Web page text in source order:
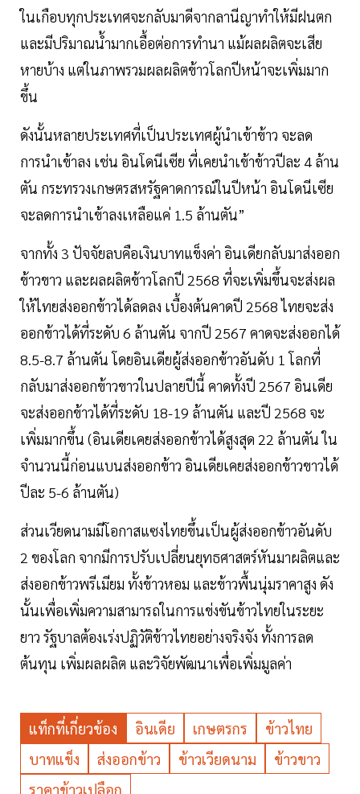
ในเกือบทุกประเทศจะกลับมาดีจากลานีญาทำให้มีฝนตก
และมีปริมาณนํ้ามากเอื้อต่อการทำนา แม้ผลผลิตจะเสีย
หายบ้าง แต่ในภาพรวมผลผลิตข้าวโลกปีหน้าจะเพิ่มมาก
ขึ้น
ดังนั้นหลายประเทศที่เป็นประเทศผู้นำเข้าข้าว จะลด
การนำเข้าลง เช่น อินโดนีเซีย ที่เคยนำเข้าข้าวปีละ 4 ล้าน
ตัน กระทรวงเกษตรสหรัฐคาดการณ์ในปีหน้า อินโดนีเซีย
จะลดการนำเข้าลงเหลือแค่ 1.5 ล้านตัน”
จากทั้ง 3 ปัจจัยลบคือเงินบาทแข็งค่า อินเดียกลับมาส่งออก
ข้าวขาว และผลผลิตข้าวโลกปี 2568 ที่จะเพิ่มขึ้นจะส่งผล
ให้ไทยส่งออกข้าวได้ลดลง เบื้องต้นคาดปี 2568 ไทยจะส่ง
ออกข้าวได้ที่ระดับ 6 ล้านตัน จากปี 2567 คาดจะส่งออกได้
8.5-8.7 ล้านตัน โดยอินเดียผู้ส่งออกข้าวอันดับ 1 โลกที่
กลับมาส่งออกข้าวขาวในปลายปีนี้ คาดทั้งปี 2567 อินเดีย
จะส่งออกข้าวได้ที่ระดับ 18-19 ล้านตัน และปี 2568 จะ
เพิ่มมากขึ้น (อินเดียเคยส่งออกข้าวได้สูงสุด 22 ล้านตัน ใน
จำนวนนี้ก่อนแบนส่งออกข้าว อินเดียเคยส่งออกข้าวขาวได้
ปีละ 5-6 ล้านตัน)
ส่วนเวียดนามมีโอกาสแซงไทยขึ้นเป็นผู้ส่งออกข้าวอันดับ
2 ของโลก จากมีการปรับเปลี่ยนยุทธศาสตร์หันมาผลิตและ
ส่งออกข้าวพรีเมียม ทั้งข้าวหอม และข้าวพื้นนุ่มราคาสูง ดัง
นั้นเพื่อเพิ่มความสามารถในการแข่งขันข้าวไทยในระยะ
ยาว รัฐบาลต้องเร่งปฏิวัติข้าวไทยอย่างจริงจัง ทั้งการลด
ต้นทุน เพิ่มผลผลิต และวิจัยพัฒนาเพื่อเพิ่มมูลค่า
แท็กที่เกี่ยวข้อง อินเดีย เกษตรกร
ข้าวไทย
บาทแข็ง
ส่งออกข้าว ข้าวเวียดนาม
ข้าวขาว
ราคาข้าวเปลือก